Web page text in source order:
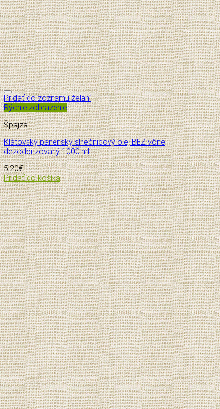
Pridať do zoznamu želaní
Rýchle zobrazenie
Špajza
Klátovský panenský slnečnicový olej BEZ vône
dezodorizovaný 1000 ml
5.20€
Pridať do košíka